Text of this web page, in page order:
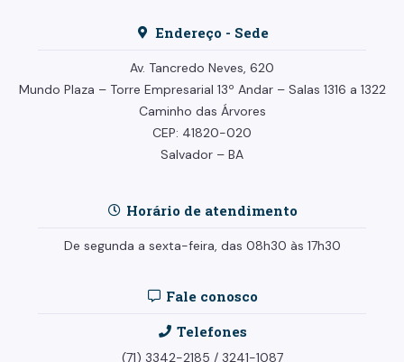
Endereço - Sede
Av. Tancredo Neves, 620
Mundo Plaza – Torre Empresarial 13º Andar – Salas 1316 a 1322
Caminho das Árvores
CEP: 41820-020
Salvador – BA
Horário de atendimento
De segunda a sexta-feira, das 08h30 às 17h30
Fale conosco
Telefones
(71) 3342-2185 / 3241-1087